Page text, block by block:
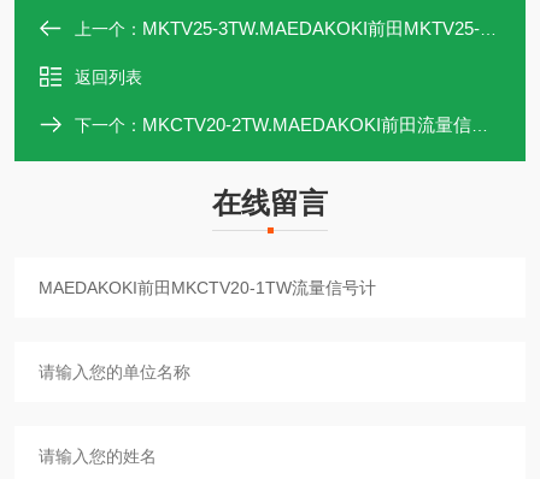
上一个： MKTV25-3TW.MAEDAKOKI前田MKTV25-3TW流量信号计
返回列表
下一个： MKCTV20-2TW.MAEDAKOKI前田流量信号计MKCTV20-2TW
在线留言